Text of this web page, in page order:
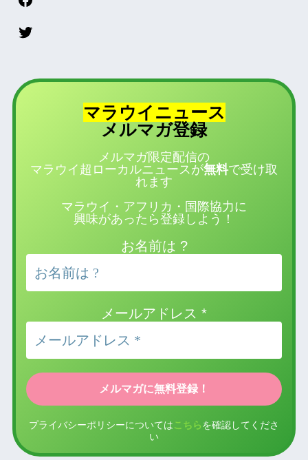
マラウイニュース
メルマガ登録
メルマガ限定配信の
マラウイ超ローカルニュースが無料で受け取
れます
マラウイ・アフリカ・国際協力に
興味があったら登録しよう！
お名前は ?
メールアドレス *
プライバシーポリシーについては こちら を確認してくださ
い